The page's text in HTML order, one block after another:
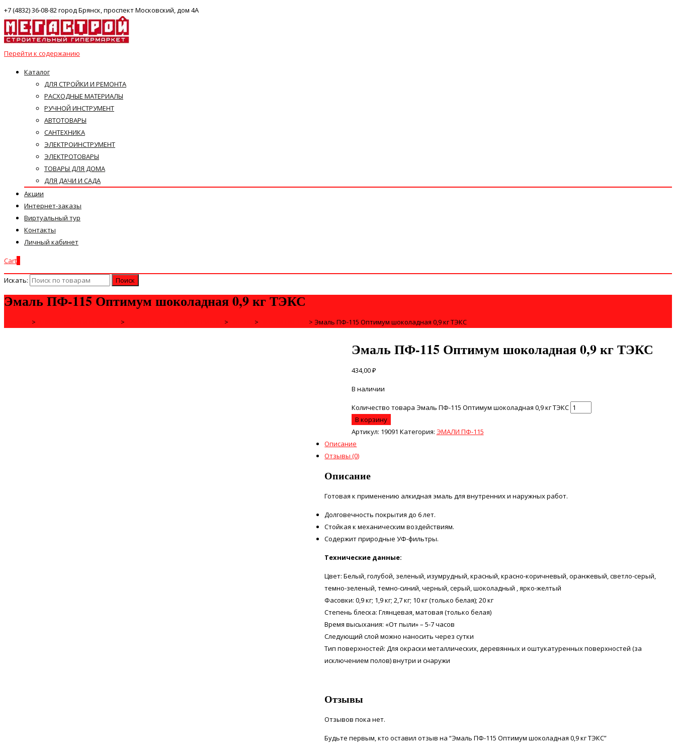
+7 (4832) 36-08-82 город Брянск, проспект Московский, дом 4А
Перейти к содержанию
Каталог
ДЛЯ СТРОЙКИ И РЕМОНТА
РАСХОДНЫЕ МАТЕРИАЛЫ
РУЧНОЙ ИНСТРУМЕНТ
АВТОТОВАРЫ
САНТЕХНИКА
ЭЛЕКТРОИНСТРУМЕНТ
ЭЛЕКТРОТОВАРЫ
ТОВАРЫ ДЛЯ ДОМА
ДЛЯ ДАЧИ И САДА
Акции
Интернет-заказы
Виртуальный тур
Контакты
Личный кабинет
Cart
Искать:
Эмаль ПФ-115 Оптимум шоколадная 0,9 кг ТЭКС
> > > > > Эмаль ПФ-115 Оптимум шоколадная 0,9 кг ТЭКС
Эмаль ПФ-115 Оптимум шоколадная 0,9 кг ТЭКС
434,00₽
В наличии
Количество товара Эмаль ПФ-115 Оптимум шоколадная 0,9 кг ТЭКС
В корзину
Артикул: 19091 Категория: ЭМАЛИ ПФ-115
Описание
Отзывы (0)
Описание
Готовая к применению алкидная эмаль для внутренних и наружных работ.
Долговечность покрытия до 6 лет.
Стойкая к механическим воздействиям.
Содержит природные УФ-фильтры.
Технические данные:
Цвет: Белый, голубой, зеленый, изумрудный, красный, красно-коричневый, оранжевый, светло-серый,
темно-зеленый, темно-синий, черный, серый, шоколадный , ярко-желтый
Фасовки: 0,9 кг; 1,9 кг; 2,7 кг; 10 кг (только белая); 20 кг
Степень блеска: Глянцевая, матовая (только белая)
Время высыхания: «От пыли» – 5-7 часов
Следующий слой можно наносить через сутки
Тип поверхностей: Для окраски металлических, деревянных и оштукатуренных поверхностей (за
исключением полов) внутри и снаружи
Отзывы
Отзывов пока нет.
Будьте первым, кто оставил отзыв на “Эмаль ПФ-115 Оптимум шоколадная 0,9 кг ТЭКС”